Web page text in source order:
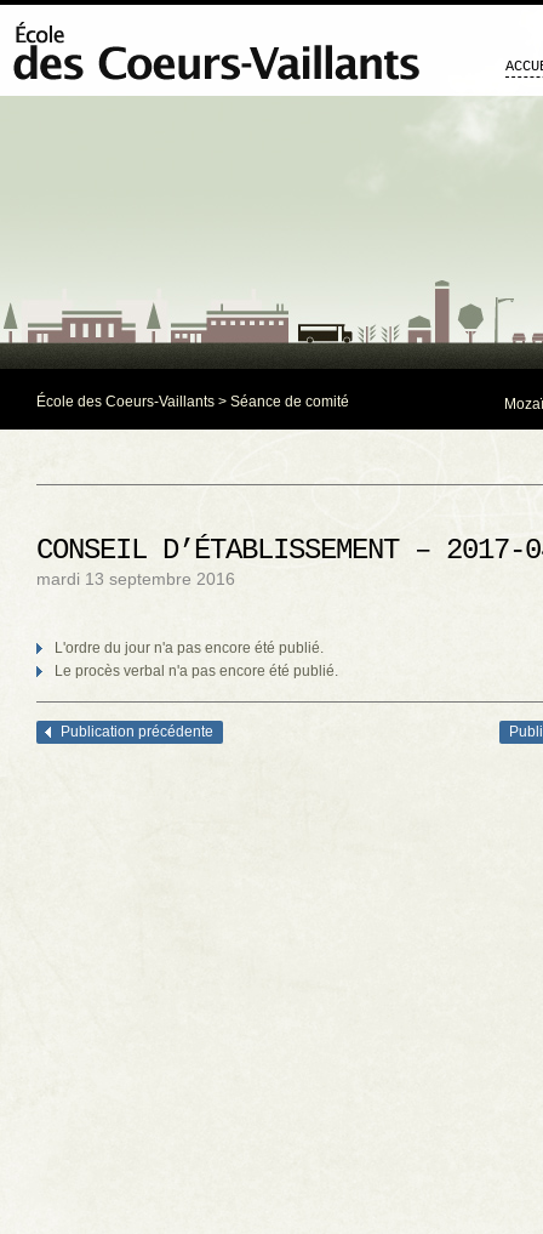
École des Coeurs-Vaillants > Séance de comité
CONSEIL D’ÉTABLISSEMENT – 2017-
mardi 13 septembre 2016
L'ordre du jour n'a pas encore été publié.
Le procès verbal n'a pas encore été publié.
Navigation des articles
Publication précédente